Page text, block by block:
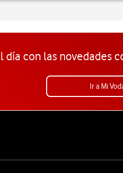
día con las novedades
Ir a Mi